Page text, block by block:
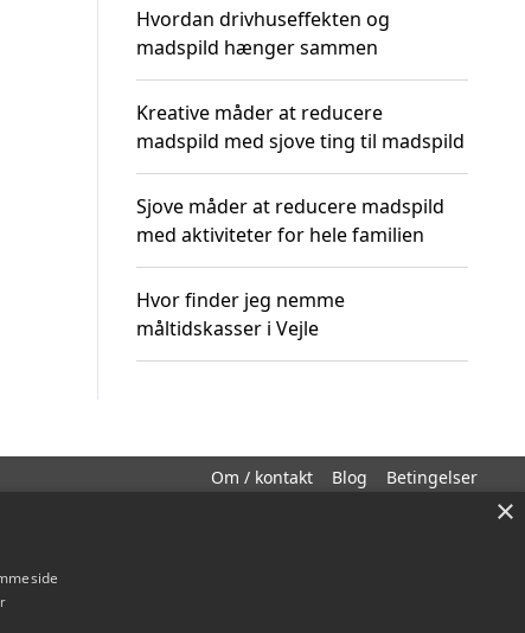
Hvordan drivhuseffekten og
madspild hænger sammen
Kreative måder at reducere
madspild med sjove ting til madspild
Sjove måder at reducere madspild
med aktiviteter for hele familien
Hvor finder jeg nemme
måltidskasser i Vejle
Om / kontakt Blog Betingelser
×